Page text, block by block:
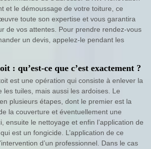
et le démoussage de votre toiture, ce
toute son expertise et vous garantira
de vos attentes. Pour prendre rendez-vous
un devis, appelez-le pendant les
: qu’est-ce que c’est exactement ?
est une opération qui consiste à enlever la
les tuiles, mais aussi les ardoises. Le
plusieurs étapes, dont le premier est la
la couverture et éventuellement une
ensuite le nettoyage et enfin l’application de
est un fongicide. L’application de ce
d’un professionnel. Dans le cas